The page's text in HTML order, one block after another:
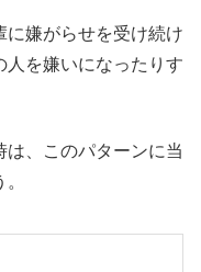
嫌がらせを受け続け
人を嫌いになったりす
、このパターンに当